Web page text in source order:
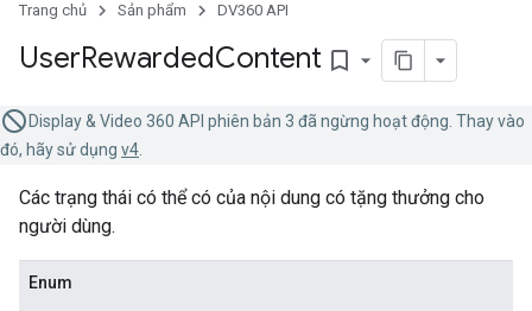
Trang chủ Sản phẩm DV360 API
UserRewardedContent bookmark_border
Display & Video 360 API phiên bản 3 đã ngừng hoạt động. Thay vào
đó, hãy sử dụng v4
Các trạng thái có thể có của nội dung có tặng thưởng cho
người dùng.
Enum